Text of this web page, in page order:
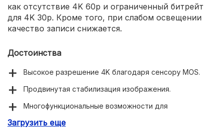
как отсутствие 4K 60p и ограниченный битрейт
для 4K 30p. Кроме того, при слабом освещении
качество записи снижается.
Достоинства
Высокое разрешение 4K благодаря сенсору MOS.
Продвинутая стабилизация изображения.
Многофункциональные возможности для
Загрузить еще